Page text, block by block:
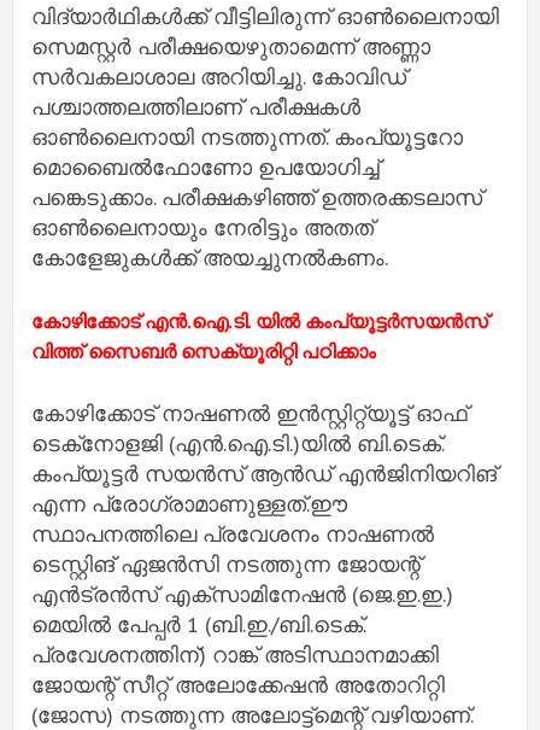
വിദ്യാര്‍ഥികള്‍ക്ക് വീട്ടിലിരുന്ന് ഓണ്‍ലൈനായി
സെമസ്റ്റര്‍ പരീക്ഷയെഴുതാമെന്ന് അണ്ണാ
സര്‍വകലാശാല അറിയിച്ചു. കോവിഡ്
പശ്ചാത്തലത്തിലാണ് പരീക്ഷകള്‍
ഓൺലൈനായി നടത്തുന്നത്. കംപ്യൂട്ടറോ
മൊബൈല്‍ഫോണോ ഉപയോഗിച്ച്
പങ്കെടുക്കാം. പരീക്ഷകഴിഞ്ഞ് ഉത്തരക്കടലാസ്
ഓണ്‍ലൈനായും നേരിട്ടും അതത്
കോളേജുകള്‍ക്ക് അയച്ചുനല്‍കണം.
കോഴിക്കോട് എന്‍.ഐ.ടി. യില്‍ കംപ്യൂട്ടര്‍സയന്‍സ്
വിത്ത് സൈബര്‍ സെക്യൂരിറ്റി പഠിക്കാം
കോഴിക്കോട് നാഷണല്‍ ഇന്‍സ്റ്റിറ്റ്യൂട്ട് ഓഫ്
ടെക്‌നോളജി (എന്‍.ഐ.ടി.)യില്‍ ബി.ടെക്.
കംപ്യൂട്ടര്‍ സയന്‍സ് ആന്‍ഡ് എന്‍ജിനിയറിങ്
എന്ന പ്രോഗ്രാമാണുള്ളത്.ഈ
സ്ഥാപനത്തിലെ പ്രവേശനം നാഷണല്‍
ടെസ്റ്റിങ് ഏജന്‍സി നടത്തുന്ന ജോയന്റ്
എന്‍ട്രന്‍സ് എക്‌സാമിനേഷന്‍ (ജെ.ഇ.ഇ.)
മെയില്‍ പേപ്പര്‍ 1 (ബി.ഇ./ബി.ടെക്.
പ്രവേശനത്തിന്) റാങ്ക് അടിസ്ഥാനമാക്കി
ജോയന്റ് സീറ്റ് അലോക്കേഷന്‍ അതോറിറ്റി
(ജോസ) നടത്തുന്ന അലോട്ട്‌മെന്റ് വഴിയാണ്.